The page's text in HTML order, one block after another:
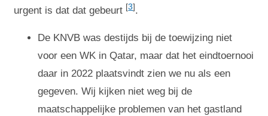
urgent is dat dat gebeurt [3].
De KNVB was destijds bij de toewijzing niet
voor een WK in Qatar, maar dat het eindtoernooi
daar in 2022 plaatsvindt zien we nu als een
gegeven. Wij kijken niet weg bij de
maatschappelijke problemen van het gastland